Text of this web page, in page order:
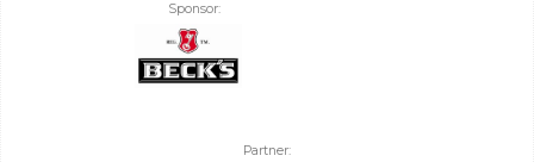
Sponsor:
Partner: